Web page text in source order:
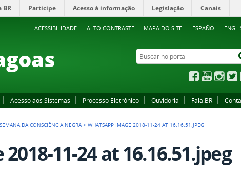
ESPAÑOL
ACESSIBILIDADE ALTO CONTRASTE MAPA DO SITE
BR Participe Acesso à informação Legislação Canais
Buscar no portal
FacebookYouTube
Acesso aos Sistemas Processo Eletrônico Ouvidoria Fala.BR
DA CONSCIÊNCIA NEGRA >WHATSAPP IMAGE 2018-11-24 AT 16.16.51.JPEG
11-24 at 16.16.51.jpeg